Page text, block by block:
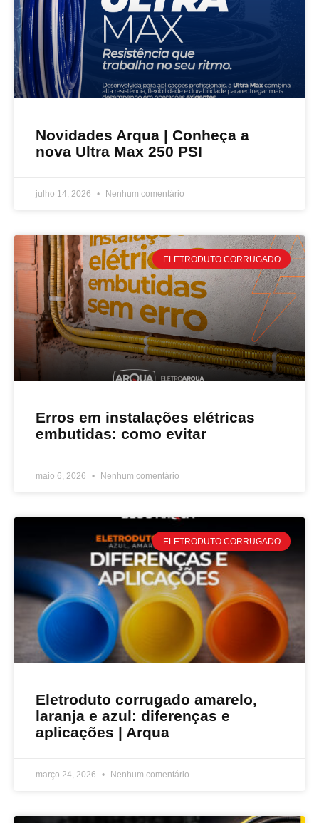
Novidades Arqua | Conheça a
nova Ultra Max 250 PSI
julho 14, 2026 Nenhum comentário
ELETRODUTO CORRUGADO
Erros em instalações elétricas
embutidas: como evitar
maio 6, 2026 Nenhum comentário
ELETRODUTO CORRUGADO
Eletroduto corrugado amarelo,
laranja e azul: diferenças e
aplicações | Arqua
março 24, 2026 Nenhum comentário